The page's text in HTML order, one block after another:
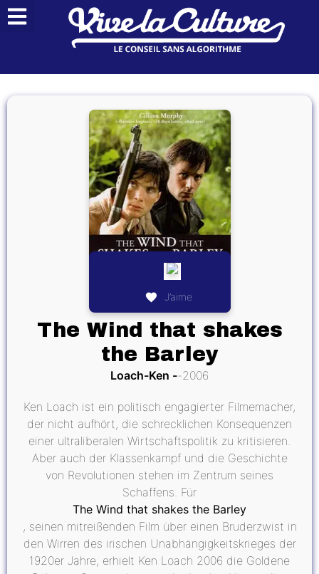
J’aime
The Wind that shakes
the Barley
Loach-Ken 2006
Ken Loach ist ein politisch engagierter Filmemacher,
der nicht aufhört, die schrecklichen Konsequenzen
einer ultraliberalen Wirtschaftspolitik zu kritisieren.
Aber auch der Klassenkampf und die Geschichte
von Revolutionen stehen im Zentrum seines
Schaffens. Für
The Wind that shakes the Barley
, seinen mitreißenden Film über einen Bruderzwist in
den Wirren des irischen Unabhängigkeitskrieges der
1920er Jahre, erhielt Ken Loach 2006 die Goldene